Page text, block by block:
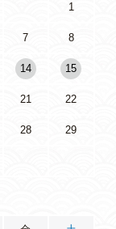
1
7 8
14 15
21 22
28 29